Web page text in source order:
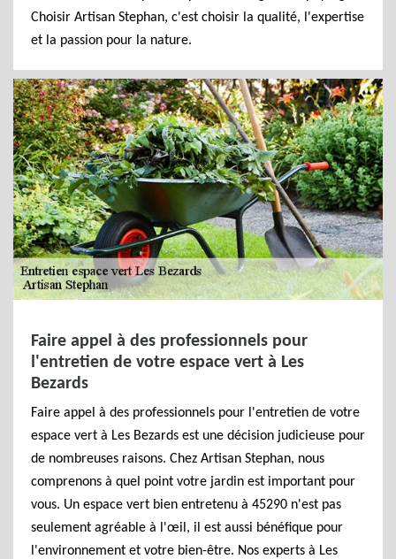
Choisir Artisan Stephan, c'est choisir la qualité, l'expertise
et la passion pour la nature.
Faire appel à des professionnels pour
l'entretien de votre espace vert à Les
Bezards
Faire appel à des professionnels pour l'entretien de votre
espace vert à Les Bezards est une décision judicieuse pour
de nombreuses raisons. Chez Artisan Stephan, nous
comprenons à quel point votre jardin est important pour
vous. Un espace vert bien entretenu à 45290 n'est pas
seulement agréable à l'œil, il est aussi bénéfique pour
l'environnement et votre bien-être. Nos experts à Les